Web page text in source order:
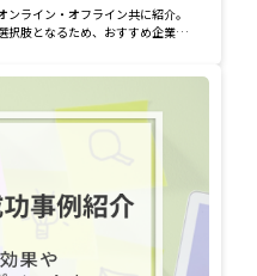
ライン・オフライン共に紹介。
択肢となるため、おすすめ企業の